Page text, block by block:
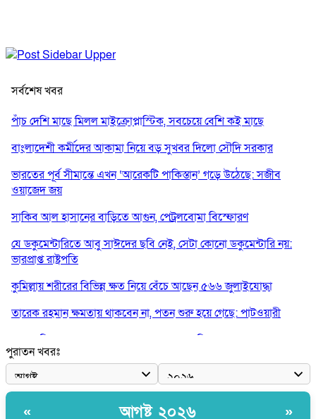
সর্বশেষ খবর
পাঁচ দেশি মাছে মিলল মাইক্রোপ্লাস্টিক, সবচেয়ে বেশি কই মাছে
বাংলাদেশী কর্মীদের আকামা নিয়ে বড় সুখবর দিলো সৌদি সরকার
ভারতের পূর্ব সীমান্তে এখন ‘আরেকটি পাকিস্তান’ গড়ে উঠেছে: সজীব
ওয়াজেদ জয়
সাকিব আল হাসানের বাড়িতে আগুন, পেট্রলবোমা বিস্ফোরণ
যে ডকুমেন্টারিতে আবু সাঈদের ছবি নেই, সেটা কোনো ডকুমেন্টারি নয়:
ভারপ্রাপ্ত রাষ্ট্রপতি
কুমিল্লায় শরীরের বিভিন্ন ক্ষত নিয়ে বেঁচে আছেন ৫৬৬ জুলাইযোদ্ধা
তারেক রহমান ক্ষমতায় থাকবেন না, পতন শুরু হয়ে গেছে: পাটওয়ারী
শেখ হাসিনাকে আর রাখতে চাচ্ছে না ভারত: আসিফ মাহমুদ
জুলাই কোনো শ্রেণি বা গোষ্ঠীর নয়, এটি সর্বস্তরের মানুষের: ড. ইউনূস
আলিয়া মাদ্রাসায় ছাত্রদল-শিবির সংঘর্ষ, হাতে পাইপ মাথায় হেলমেট পড়ে
মাঠে যুবদল নেতা নয়ন
পুরাতন খবরঃ
« আগষ্ট ২০২৬ »